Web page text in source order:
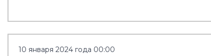
10 января 2024 года 00:00